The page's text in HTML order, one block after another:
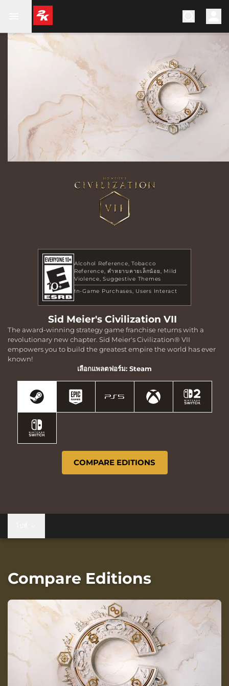
Alcohol Reference Tobacco
Reference คำหยาบคายเล็กน้อย
Mild
Violence Suggestive Themes
In-Game Purchases
Users Interact
Sid Meier's Civilization VII
The award-winning strategy game franchise returns with a
revolutionary new chapter. Sid Meier's Civilization® VII
empowers you to build the greatest empire the world has ever
known!
เลือกแพลตฟอร์ม: Steam
COMPARE EDITIONS
Compare Editions